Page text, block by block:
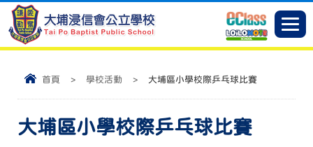
首頁 > 學校活動 > 大埔區小學校際乒乓球比賽
大埔區小學校際乒乓球比賽